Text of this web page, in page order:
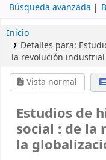
Búsqueda avanzada
Inicio
Detalles para:
la revolución
Vista normal
Estudios de
social : de la
la